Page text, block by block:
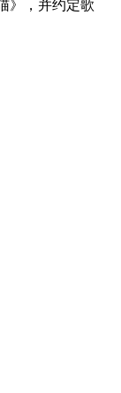
》，并约定歌